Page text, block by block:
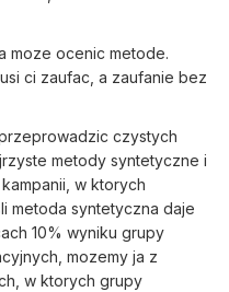
moze ocenic metode.
ci zaufac, a zaufanie bez
czystych
metody syntetyczne i
w ktorych
metoda syntetyczna daje
10% wyniku grupy
mozemy ja z
w ktorych grupy